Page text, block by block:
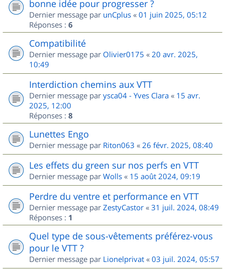
bonne idée pour progresser ?
Dernier message par unCplus « 01 juin 2025, 05:12
Réponses : 6
Compatibilité
Dernier message par Olivier0175 « 20 avr. 2025,
10:49
Interdiction chemins aux VTT
Dernier message par ysca04 - Yves Clara « 15 avr.
2025, 12:00
Réponses : 8
Lunettes Engo
Dernier message par Riton063 « 26 févr. 2025, 08:40
Les effets du green sur nos perfs en VTT
Dernier message par Wolls « 15 août 2024, 09:19
Perdre du ventre et performance en VTT
Dernier message par ZestyCastor « 31 juil. 2024, 08:49
Réponses : 1
Quel type de sous-vêtements préférez-vous
pour le VTT ?
Dernier message par Lionelprivat « 03 juil. 2024, 05:57